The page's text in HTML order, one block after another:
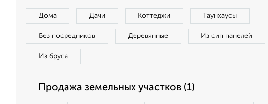
Дома Дачи Коттеджи Таунхаусы
Без посредников Деревянные Из сип панелей
Из бруса
Продажа земельных участков (1)